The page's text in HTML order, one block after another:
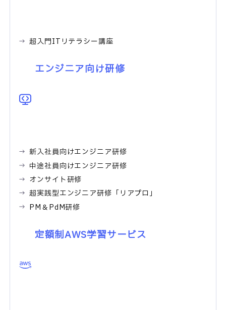
超入門ITリテラシー講座
エンジニア向け研修
新入社員向けエンジニア研修
中途社員向けエンジニア研修
オンサイト研修
超実践型エンジニア研修「リアプロ」
PM＆PdM研修
定額制AWS学習サービス